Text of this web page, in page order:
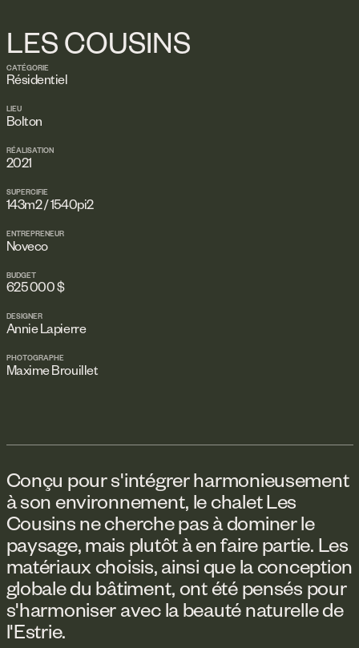
LES COUSINS
CATÉGORIE
Résidentiel
LIEU
Bolton
RÉALISATION
2021
SUPERCIFIE
143m2 / 1540pi2
ENTREPRENEUR
Noveco
BUDGET
625 000 $
DESIGNER
Annie Lapierre
PHOTOGRAPHE
Maxime Brouillet
Conçu pour s'intégrer harmonieusement
à son environnement, le chalet Les
Cousins ne cherche pas à dominer le
paysage, mais plutôt à en faire partie. Les
matériaux choisis, ainsi que la conception
globale du bâtiment, ont été pensés pour
s'harmoniser avec la beauté naturelle de
l'Estrie.